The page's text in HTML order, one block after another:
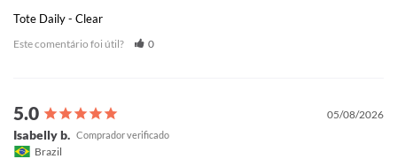
Tote Daily - Clear
Este comentário foi útil? 0
05/08/2026
Isabelly b.
Brazil